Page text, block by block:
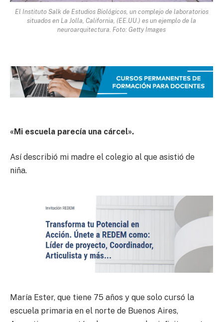
El Instituto Salk de Estudios Biológicos, un complejo de laboratorios
situados en La Jolla, California, (EE.UU.) es un ejemplo de la
neuroarquitectura. Foto: Getty Images
«Mi escuela parecía una cárcel».
Así describió mi madre el colegio al que asistió de
niña.
María Ester, que tiene 75 años y que solo cursó la
escuela primaria en el norte de Buenos Aires,